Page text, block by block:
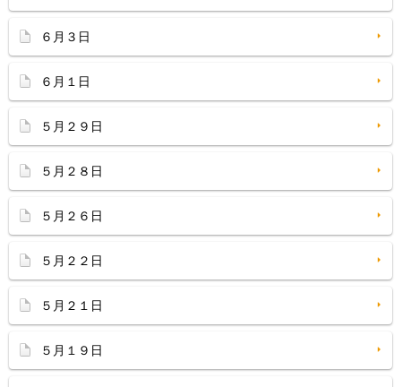
６月３日
６月１日
５月２９日
５月２８日
５月２６日
５月２２日
５月２１日
５月１９日